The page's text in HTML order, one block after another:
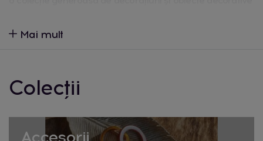
orice cameră într-un spațiu cu personalitate, elegant și
răspuns pentru fiecare gust.
Ce produse găsești în colecția
de living
Mai mult
Colecții
Accesorii